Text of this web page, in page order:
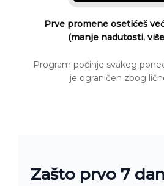
Prve promene osetićeš
(manje nadutosti,
Program počinje svakog
je ograničen zbog
Zašto prvo 7